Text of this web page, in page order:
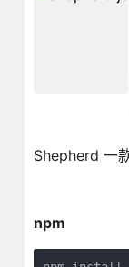
Shepherd 一
npm